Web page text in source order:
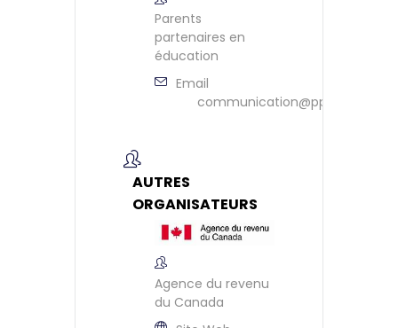
Parents
partenaires en
éducation
Email
communication@ppeontario.ca
AUTRES
ORGANISATEURS
Agence du revenu
du Canada